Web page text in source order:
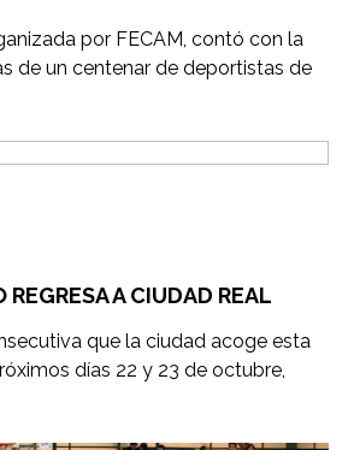
por FECAM, contó con la
de un centenar de deportistas de
A CIUDAD REAL
que la ciudad acoge esta
días 22 y 23 de octubre,